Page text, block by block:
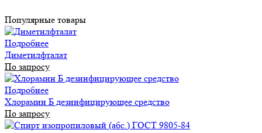
Популярные товары
Подробнее
Диметилфталат
По запросу
Подробнее
Хлорамин Б дезинфицирующее средство
По запросу